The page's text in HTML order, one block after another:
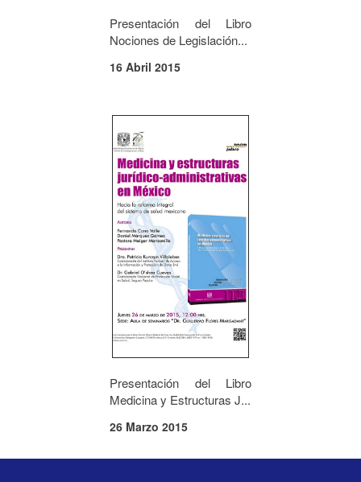
Presentación del Libro
Nociones de Legislación...
16 Abril 2015
Presentación del Libro
Medicina y Estructuras J...
26 Marzo 2015